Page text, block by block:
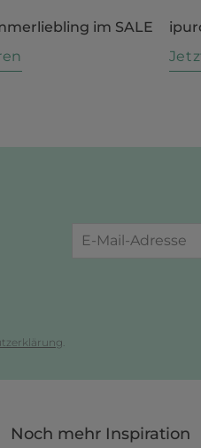
im SALE
.
Noch mehr Inspiration